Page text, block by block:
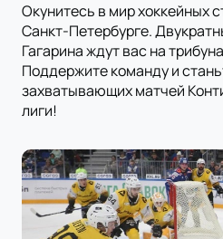
Окунитесь в мир хоккейных
Санкт-Петербурге.
Гагарина ждут вас на
Поддержите команду и
захватывающих матчей
лиги!